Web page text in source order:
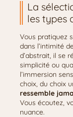
La
les types
Vous pratiquez
dans l’intimité
d’abstrait, il se
simplicité ou
l’immersion
choix, du choix
ressemble
Vous écoutez,
nuance.